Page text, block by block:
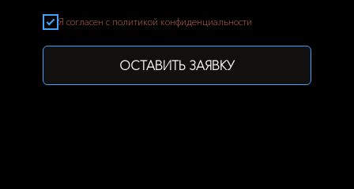
Я согласен с политикой конфиденциальности
ОСТАВИТЬ ЗАЯВКУ
частный веб разработчик